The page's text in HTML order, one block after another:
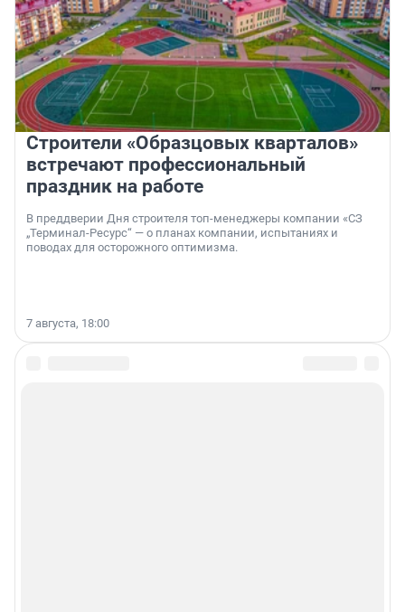
Строители «Образцовых кварталов»
встречают профессиональный
праздник на работе
В преддверии Дня строителя топ-менеджеры компании «СЗ
„Терминал-Ресурс“ — о планах компании, испытаниях и
поводах для осторожного оптимизма.
7 августа, 18:00